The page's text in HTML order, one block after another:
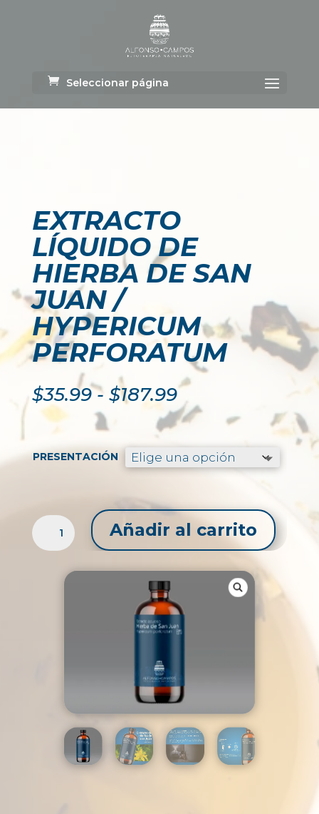
Seleccionar página
EXTRACTO
LÍQUIDO DE
HIERBA DE SAN
JUAN /
HYPERICUM
PERFORATUM
$35.99 - $187.99Rango
de
precios:
desde
$35.99
hasta
PRESENTACIÓN
EXTRACTO
LÍQUIDO
HIERBA
Añadir al carrito